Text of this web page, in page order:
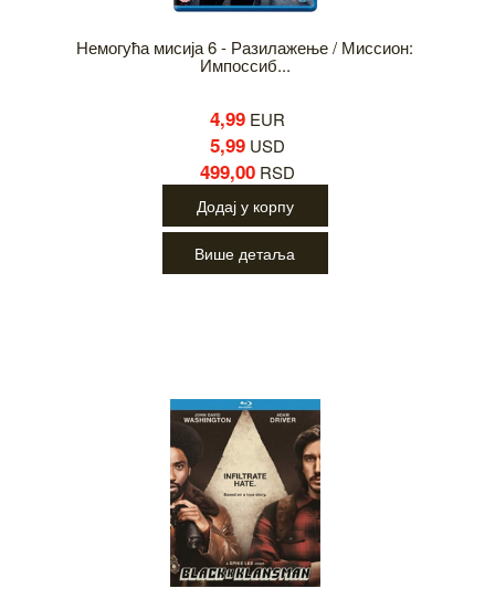
Немогућа мисија 6 - Разилажење / Миссион:
Импоссиб...
4,99 EUR
5,99 USD
499,00 RSD
Додај у корпу
Више детаља